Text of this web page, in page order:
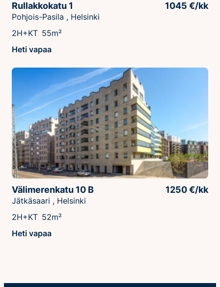
Rullakkokatu 1 1045 €/kk
Pohjois-Pasila , Helsinki
2H+KT 55m²
Heti vapaa
Välimerenkatu 10 B 1250 €/kk
Jätkäsaari , Helsinki
2H+KT 52m²
Heti vapaa